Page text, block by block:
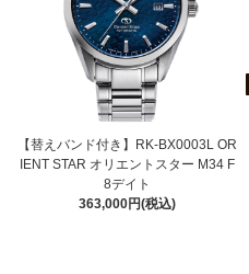
【替えバンド付き】RK-BX0003L OR
IENT STAR オリエントスター M34 F
8デイト
363,000円(税込)